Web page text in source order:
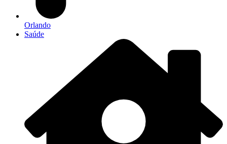
Orlando
Saúde